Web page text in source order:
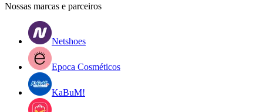
Nossas marcas e parceiros
Netshoes
Epoca Cosméticos
KaBuM!